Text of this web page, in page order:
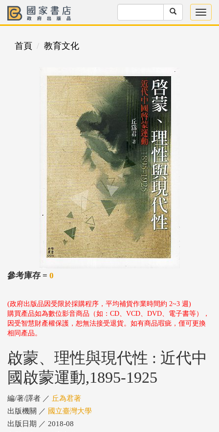
首頁 教育文化
參考庫存 = 0
(政府出版品因受限於採購程序，平均補貨作業時間約 2~3 週)
購買產品如為數位影音商品（如：CD、VCD、DVD、電子書等），
因受智慧財產權保護，恕無法接受退貨。如有商品瑕疵，僅可更換
相同產品。
啟蒙、理性與現代性 : 近代中
國啟蒙運動,1895-1925
編/著/譯者 ／ 丘為君著
出版機關 ／ 國立臺灣大學
出版日期 ／ 2018-08